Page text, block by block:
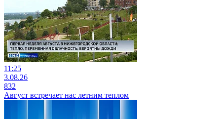
11:25
3.08.26
832
Август встречает нас летним теплом